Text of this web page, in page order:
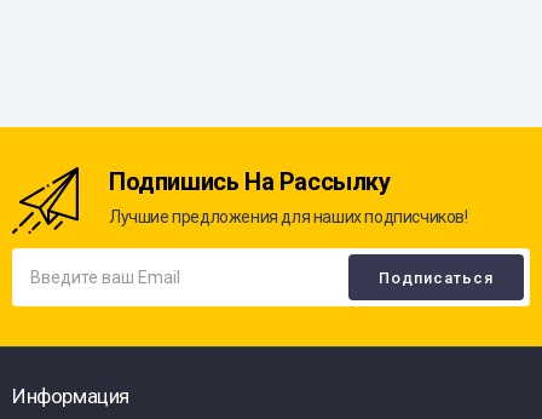
Подпишись На Рассылку
Лучшие предложения для наших подписчиков!
Информация